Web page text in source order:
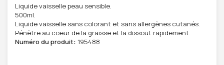
Liquide vaisselle peau sensible.
500ml.
Liquide vaisselle sans colorant et sans allergènes cutanés.
Pénètre au coeur de la graisse et la dissout rapidement.
Numéro du produit: 195488